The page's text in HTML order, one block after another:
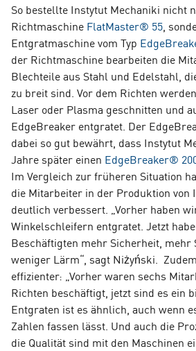
So bestellte Instytut Mechaniki nicht
Richtmaschine FlatMaster® 55 ,
Entgratmaschine vom Typ
der Richtmaschine bearbeiten die
Blechteile aus Stahl und Edelstahl,
zu breit sind. Vor dem Richten
Laser oder Plasma geschnitten und
EdgeBreaker entgratet. Der
dabei so gut bewährt, dass Instytut
Jahre später einen EdgeBreaker®
Im Vergleich zur früheren Situation
die Mitarbeiter in der Produktion von
deutlich verbessert. „Vorher haben
Winkelschleifern entgratet. Jetzt
Beschäftigten mehr Sicherheit, mehr
weniger Lärm“, sagt Niżyński.
effizienter: „Vorher waren sechs
Richten beschäftigt, jetzt sind es ein
Entgraten ist es ähnlich, auch wenn
Zahlen fassen lässt. Und auch die
die Qualität sind mit den Maschinen